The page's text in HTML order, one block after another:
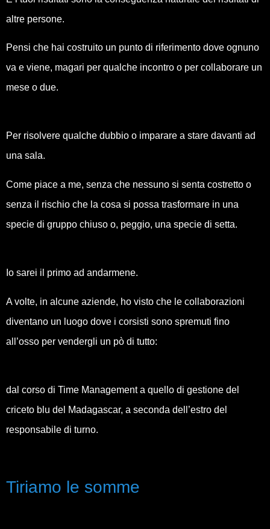
altre persone.
Pensi che hai costruito un punto di riferimento dove ognuno
va e viene, magari per qualche incontro o per collaborare un
mese o due.
Per risolvere qualche dubbio o imparare a stare davanti ad
una sala.
Come piace a me, senza che nessuno si senta costretto o
senza il rischio che la cosa si possa trasformare in una
specie di gruppo chiuso o, peggio, una specie di setta.
Io sarei il primo ad andarmene.
A volte, in alcune aziende, ho visto che le collaborazioni
diventano un luogo dove i corsisti sono spremuti fino
all’osso per vendergli un pò di tutto:
dal corso di Time Management a quello di gestione del
criceto blu del Madagascar, a seconda dell’estro del
responsabile di turno.
Tiriamo le somme